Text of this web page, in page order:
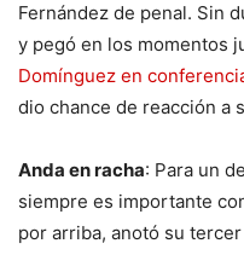
Fernández de penal. Sin
y pegó en los momentos
Domínguez en
dio chance de reacción a
Anda en racha: Para un
siempre es importante
por arriba, anotó su